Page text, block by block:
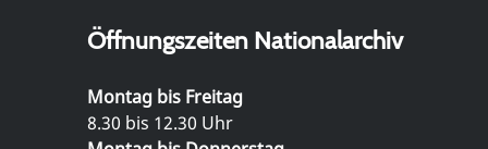
Öffnungszeiten Nationalarchiv
Montag bis Freitag
8.30 bis 12.30 Uhr